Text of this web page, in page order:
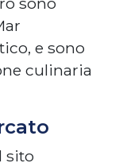
e sono
culinaria
sito